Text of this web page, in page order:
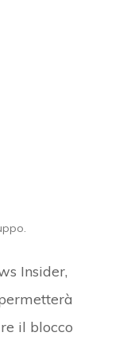
Insider,
il blocco